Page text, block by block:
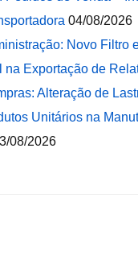
04/08/2026
Novo Filtro
na Exportação de
Alteração de
Unitários na
08/2026